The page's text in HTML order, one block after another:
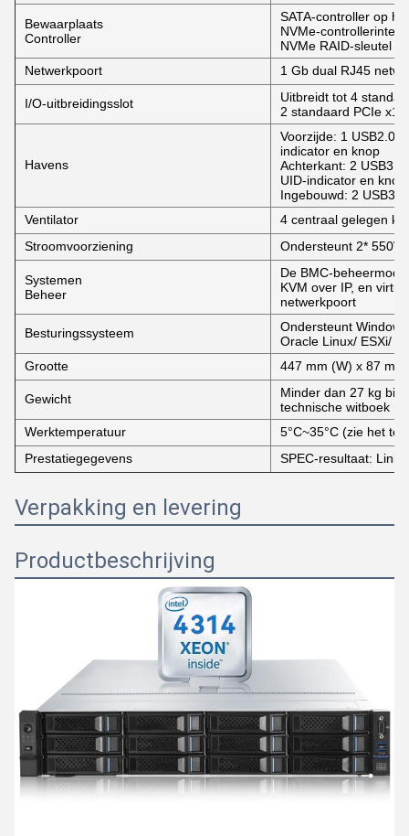
Bewaarplaats
Controller
SATA-controller op
NVMe-
NVMe RAID-sleutel
Netwerkpoort
1 Gb dual RJ45
I/O-uitbreidingsslot
Uitbreidt tot 4
2 standaard PCIe x16
Havens
Voorzijde: 1 USB2.0-
indicator en knop
Achterkant: 2
UID-indicator en knop
Ingebouwd: 2
Ventilator
4 centraal gelegen
Stroomvoorziening
Ondersteunt 2*
Systemen
Beheer
De BMC-
KVM over IP, en
netwerkpoort
Besturingssysteem
Ondersteunt
Oracle Linux/ ESXi/
Grootte
447 mm (W) x 87
Gewicht
Minder dan 27 kg bij
technische witboek
Werktemperatuur
5°C~35°C (zie het
Prestatiegegevens
SPEC-resultaat: Link
Verpakking en levering
Productbeschrijving